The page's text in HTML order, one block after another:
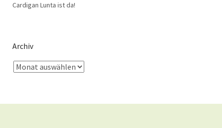
Cardigan Lunta ist da!
Archiv